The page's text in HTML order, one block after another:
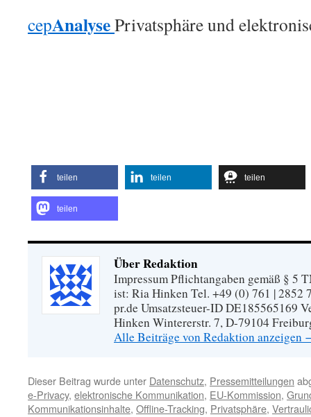
cepAnalysePrivatsphäre und
teilen teilen teilen
teilen
Über Redaktion
Impressum Pflichtangaben gemäß § 5
ist: Ria Hinken Tel. +49 (0) 761 | 2852
pr.de Umsatzsteuer-ID DE185565169
Hinken Wintererstr. 7, D-79104
Alle Beiträge von Redaktion anzeigen
Dieser Beitrag wurde unter Datenschutz, Pressemitteilungen
e-Privacy, elektronische Kommunikation, EU-Kommission,
Kommunikationsinhalte, Offline-Tracking, Privatsphäre,